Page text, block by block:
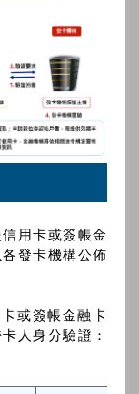
用卡或簽帳金
發卡機構公佈
或簽帳金融卡
人身分驗證：